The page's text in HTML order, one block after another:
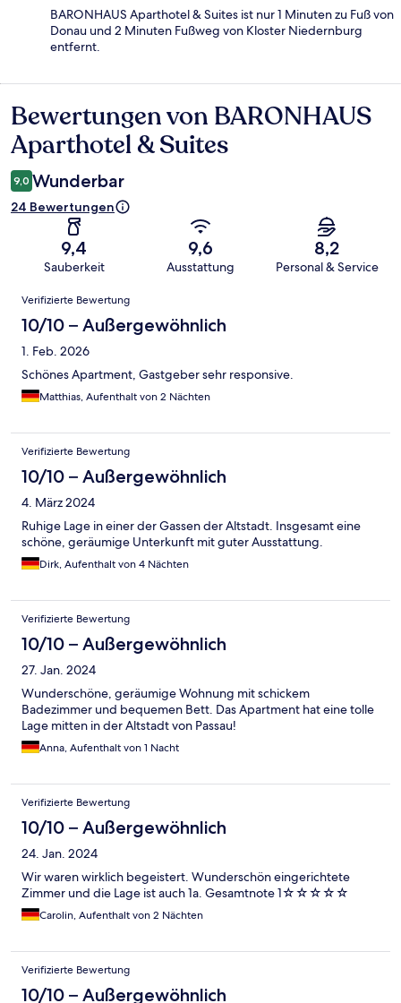
BARONHAUS Aparthotel & Suites ist nur 1 Minuten zu Fuß von
Donau und 2 Minuten Fußweg von Kloster Niedernburg
entfernt.
Bewertungen
Bewertungen von BARONHAUS
Aparthotel & Suites
9,0 Wunderbar
24 Bewertungen
9,4
Sauberkeit
9,6
Ausstattung
8,2
Personal & Service
Bewertungen
Verifizierte Bewertung
10/10 – Außergewöhnlich
1. Feb. 2026
Schönes Apartment, Gastgeber sehr responsive.
Matthias, Aufenthalt von 2 Nächten
Verifizierte Bewertung
10/10 – Außergewöhnlich
4. März 2024
Ruhige Lage in einer der Gassen der Altstadt. Insgesamt eine
schöne, geräumige Unterkunft mit guter Ausstattung.
Dirk, Aufenthalt von 4 Nächten
Verifizierte Bewertung
10/10 – Außergewöhnlich
27. Jan. 2024
Wunderschöne, geräumige Wohnung mit schickem
Badezimmer und bequemen Bett. Das Apartment hat eine tolle
Lage mitten in der Altstadt von Passau!
Anna, Aufenthalt von 1 Nacht
Verifizierte Bewertung
10/10 – Außergewöhnlich
24. Jan. 2024
Wir waren wirklich begeistert. Wunderschön eingerichtete
Zimmer und die Lage ist auch 1a. Gesamtnote 1☆☆☆☆☆
Carolin, Aufenthalt von 2 Nächten
Verifizierte Bewertung
10/10 – Außergewöhnlich